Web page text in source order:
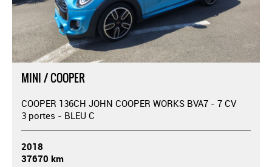
MINI / COOPER
COOPER 136CH JOHN COOPER WORKS BVA7 - 7 CV
3 portes - BLEU C
2018
37670 km